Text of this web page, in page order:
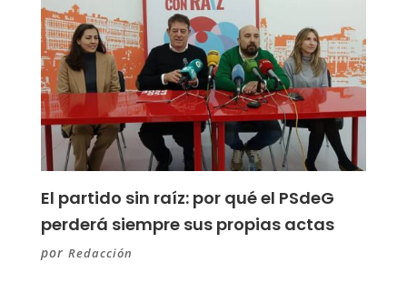
El partido sin raíz: por qué el PSdeG
perderá siempre sus propias actas
por Redacción